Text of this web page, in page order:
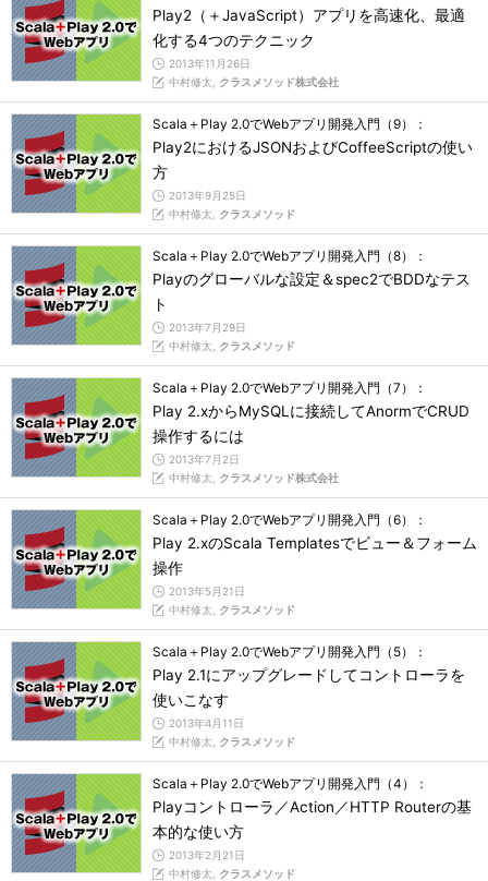
Play2（＋JavaScript）アプリを高速化、最適
化する4つのテクニック
2013年11月26日
中村修太, クラスメソッド株式会社
Scala＋Play 2.0でWebアプリ開発入門（9）：
Play2におけるJSONおよびCoffeeScriptの使い
方
2013年9月25日
中村修太, クラスメソッド
Scala＋Play 2.0でWebアプリ開発入門（8）：
Playのグローバルな設定＆spec2でBDDなテス
ト
2013年7月29日
中村修太, クラスメソッド
Scala＋Play 2.0でWebアプリ開発入門（7）：
Play 2.xからMySQLに接続してAnormでCRUD
操作するには
2013年7月2日
中村修太, クラスメソッド株式会社
Scala＋Play 2.0でWebアプリ開発入門（6）：
Play 2.xのScala Templatesでビュー＆フォーム
操作
2013年5月21日
中村修太, クラスメソッド
Scala＋Play 2.0でWebアプリ開発入門（5）：
Play 2.1にアップグレードしてコントローラを
使いこなす
2013年4月11日
中村修太, クラスメソッド
Scala＋Play 2.0でWebアプリ開発入門（4）：
Playコントローラ／Action／HTTP Routerの基
本的な使い方
2013年2月21日
中村修太, クラスメソッド